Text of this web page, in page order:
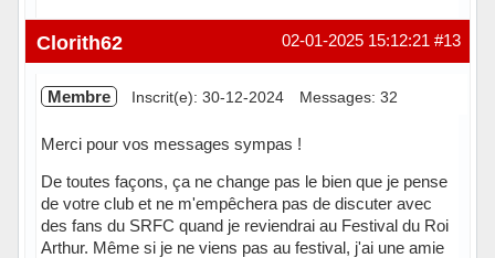
Hors ligne #13
02-01-2025 15:12:21
Clorith62
Membre Inscrit(e): 30-12-2024 Messages: 32
Merci pour vos messages sympas !
De toutes façons, ça ne change pas le bien que je pense
de votre club et ne m'empêchera pas de discuter avec
des fans du SRFC quand je reviendrai au Festival du Roi
Arthur. Même si je ne viens pas au festival, j'ai une amie